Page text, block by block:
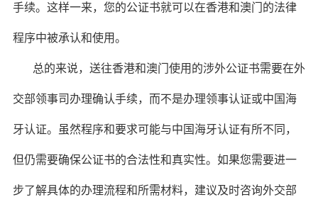
手续。这样一来，您的公证书就可以在香港和澳门的法律
程序中被承认和使用。
总的来说，送往香港和澳门使用的涉外公证书需要在外
交部领事司办理确认手续，而不是办理领事认证或中国海
牙认证。虽然程序和要求可能与中国海牙认证有所不同，
但仍需要确保公证书的合法性和真实性。如果您需要进一
步了解具体的办理流程和所需材料，建议及时咨询外交部